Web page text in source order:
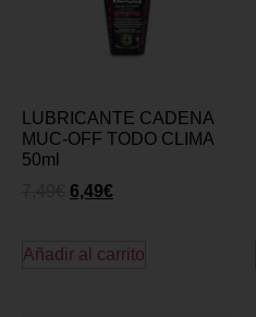
LUBRICANTE CADENA
MUC-OFF TODO CLIMA
50ml
6,49€
Añadir al carrito